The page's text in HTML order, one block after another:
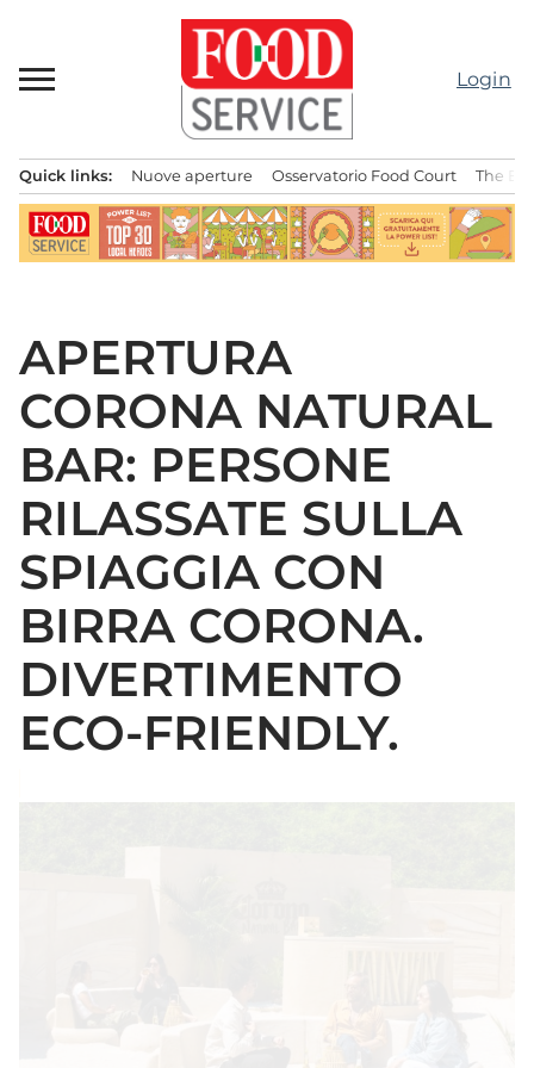
contenuto
Login
principale
Quick links: Nuove aperture Osservatorio Food Court The
APERTURA
CORONA NATURAL
BAR: PERSONE
RILASSATE SULLA
SPIAGGIA CON
BIRRA CORONA.
DIVERTIMENTO
ECO-FRIENDLY.